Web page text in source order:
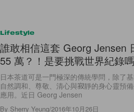
Lifestyle
誰敢相信這套 Georg Jensen
55 萬？！是要挑戰世界紀錄嗎
日本茶道可是一門極深的傳統學問，除了
自然調和、尊敬、清心與寂靜的身心靈預
應用。近日 Georg Jensen
By Sherry Yeung/2016年10月26日